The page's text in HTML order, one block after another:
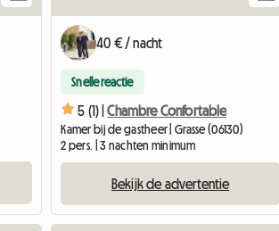
40 € / nacht
Snelle reactie
5 (1) | Chambre Confortable
Kamer bij de gastheer | Grasse (06130)
2 pers. | 3 nachten minimum
Bekijk de advertentie